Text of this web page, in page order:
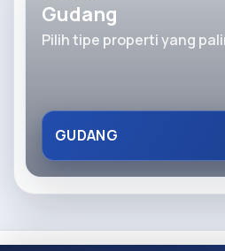
Gudang
Pilih tipe properti yang
GUDANG